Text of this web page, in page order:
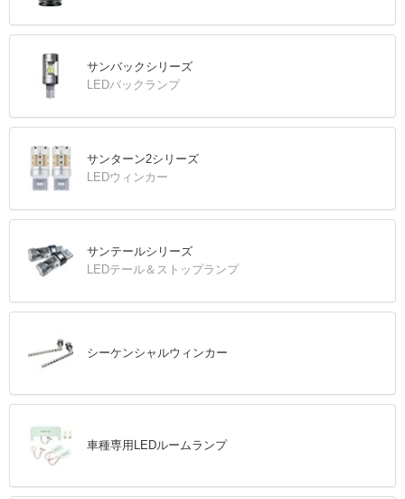
サンバックシリーズ
LEDバックランプ
サンターン2シリーズ
LEDウィンカー
サンテールシリーズ
LEDテール＆ストップランプ
シーケンシャルウィンカー
車種専用LEDルームランプ